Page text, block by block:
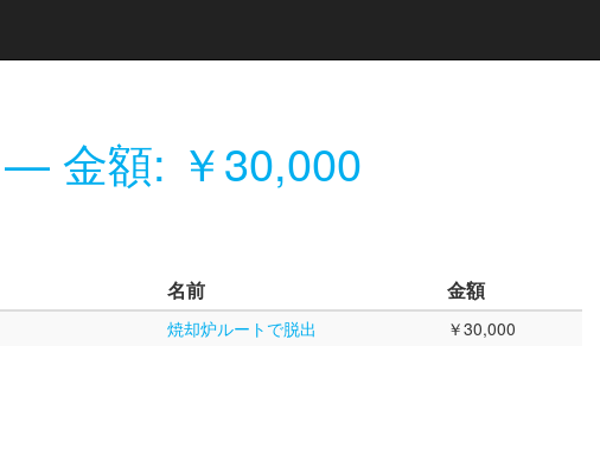
— 金額: ￥30,000
名前 金額
焼却炉ルートで脱出 ￥30,000